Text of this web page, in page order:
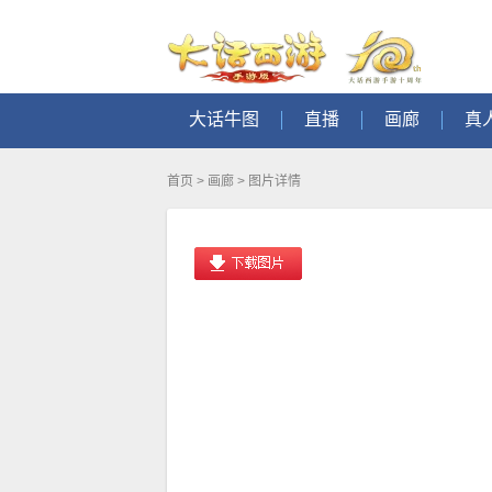
大话牛图 直播 画廊 真
首页 > 画廊 > 图片详情